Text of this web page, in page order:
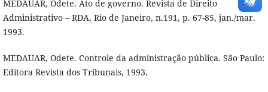
MEDAUAR, Odete. Ato de governo. Revista de Direito
Administrativo – RDA, Rio de Janeiro, n.191, p. 67-85, jan./mar.
1993.
MEDAUAR, Odete. Controle da administração pública. São Paulo:
Editora Revista dos Tribunais, 1993.